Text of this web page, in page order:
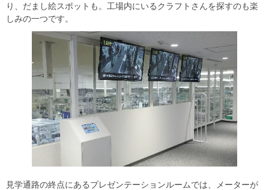
り、だまし絵スポットも。工場内にいるクラフトさんを探すのも楽
しみの一つです。
見学通路の終点にあるプレゼンテーションルームでは、メーターが